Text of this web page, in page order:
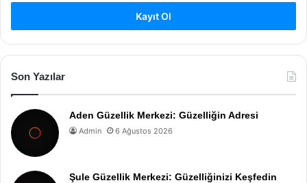
Kayıt Ol
Son Yazılar
Aden Güzellik Merkezi: Güzelliğin Adresi
Admin 6 Ağustos 2026
Şule Güzellik Merkezi: Güzelliğinizi Keşfedin